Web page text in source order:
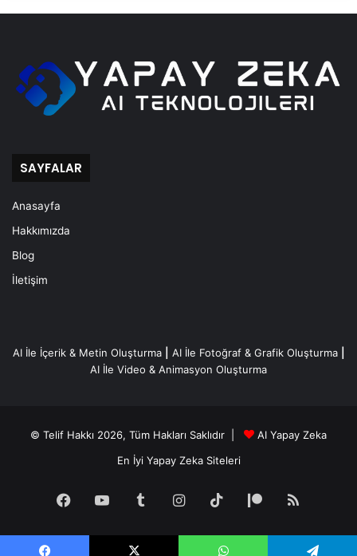
SAYFALAR
Anasayfa
Hakkımızda
Blog
İletişim
AI İle İçerik & Metin Oluşturma AI İle Fotoğraf & Grafik Oluşturma
AI İle Video & Animasyon Oluşturma
© Telif Hakkı 2026, Tüm Hakları Saklıdır |
AI Yapay Zeka
En İyi Yapay Zeka Siteleri
FacebookYouTubeTumblrInstagram
TikTok Patreon